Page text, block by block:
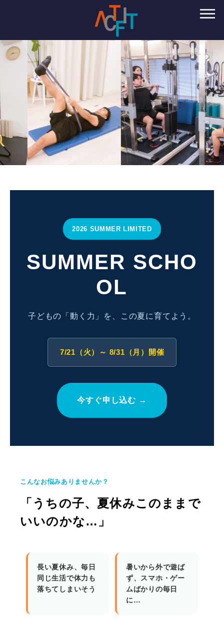
2026 SUMMER LIMITED
SUMMER SCHO
OL
子どもの「動く力」を、この夏に育てよう。
7/21（火）～ 8/31（月）開催
今すぐ申し込む →
こんなお悩みありませんか？
「うちの子、夏休みこのままで
いいのかな…」
長い夏休み、毎日
同じ生活で体力も
落ちてしまいそう
暑いから外で遊ば
ず、スマホ・ゲー
ムばかりの毎日
に…